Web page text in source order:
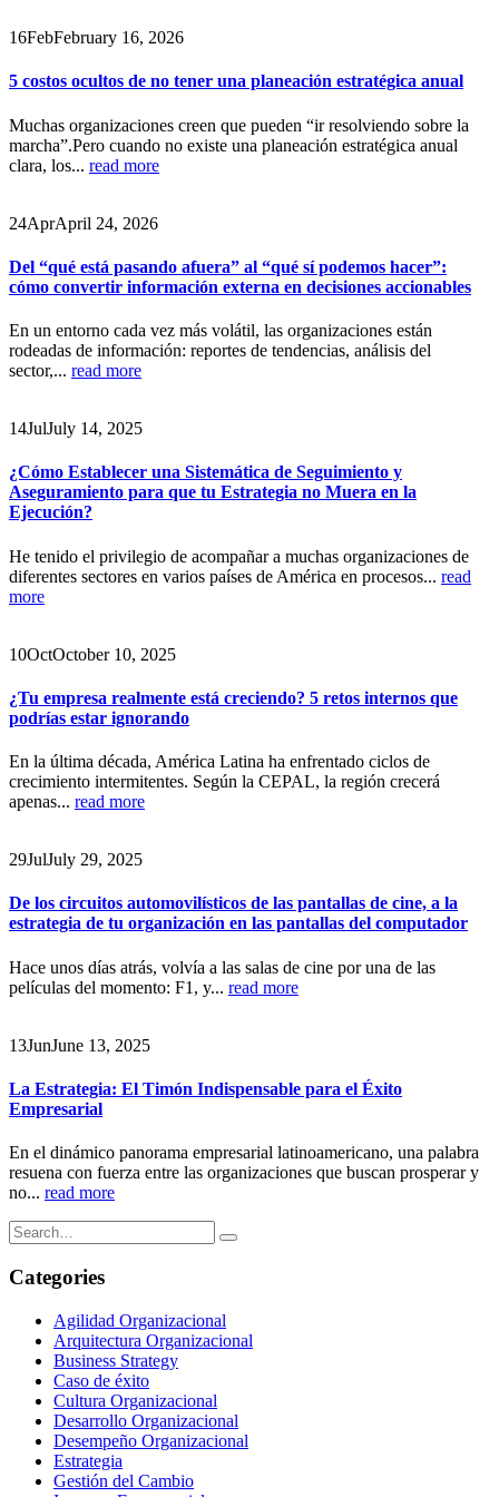
16FebFebruary 16, 2026
5 costos ocultos de no tener una planeación estratégica anual
Muchas organizaciones creen que pueden “ir resolviendo sobre la
marcha”.Pero cuando no existe una planeación estratégica anual
clara, los... read more
24AprApril 24, 2026
Del “qué está pasando afuera” al “qué sí podemos hacer”:
cómo convertir información externa en decisiones accionables
En un entorno cada vez más volátil, las organizaciones están
rodeadas de información: reportes de tendencias, análisis del
sector,... read more
14JulJuly 14, 2025
¿Cómo Establecer una Sistemática de Seguimiento y
Aseguramiento para que tu Estrategia no Muera en la
Ejecución?
He tenido el privilegio de acompañar a muchas organizaciones de
diferentes sectores en varios países de América en procesos... read
more
10OctOctober 10, 2025
¿Tu empresa realmente está creciendo? 5 retos internos que
podrías estar ignorando
En la última década, América Latina ha enfrentado ciclos de
crecimiento intermitentes. Según la CEPAL, la región crecerá
apenas... read more
29JulJuly 29, 2025
De los circuitos automovilísticos de las pantallas de cine, a la
estrategia de tu organización en las pantallas del computador
Hace unos días atrás, volvía a las salas de cine por una de las
películas del momento: F1, y... read more
13JunJune 13, 2025
La Estrategia: El Timón Indispensable para el Éxito
Empresarial
En el dinámico panorama empresarial latinoamericano, una palabra
resuena con fuerza entre las organizaciones que buscan prosperar y
no... read more
Categories
Agilidad Organizacional
Arquitectura Organizacional
Business Strategy
Caso de éxito
Cultura Organizacional
Desarrollo Organizacional
Desempeño Organizacional
Estrategia
Gestión del Cambio